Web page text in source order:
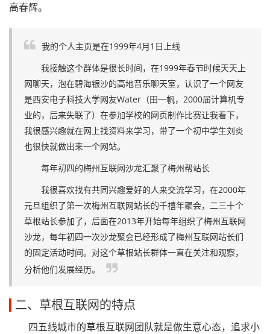
高春辉。
我的个人主页是在1999年4月1日上线
我接触这个群体是很长时间，在1999年春节时候天天上
网聊天，泡在碧海银沙的高地音乐聊天室，认识了一个网友
是西安电子科技大学网友Water（田一帆，2000届计算机专
业的，后来失联了）在参加学校的网页制作比赛让我看下，
我很感兴趣就在网上找资料来学习，带了一个初中学生刘炎
也很快就做出来一个网站。
每年初四的梅州互联网沙龙汇聚了梅州帮站长
我很喜欢找有共同兴趣爱好的人来交流学习，在2000年
元旦组织了第一次梅州互联网站长的千禧年聚会，二三十个
草根站长参加了，后面在2013年开始每年组织了梅州互联网
沙龙，每年初四一次沙龙聚会已经形成了梅州互联网站长们
的固定活动时间。对这个草根站长群体一直在关注和观察，
分析他们发展经历。
二、草根互联网的特点
四五线城市的草根互联网团队就是做生意心态，追求小